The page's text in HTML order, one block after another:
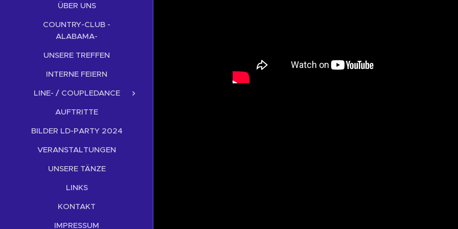
ÜBER UNS
COUNTRY-CLUB -
ALABAMA-
UNSERE TREFFEN
INTERNE FEIERN
LINE- / COUPLEDANCE
AUFTRITTE
BILDER LD-PARTY 2024
VERANSTALTUNGEN
UNSERE TÄNZE
LINKS
KONTAKT
IMPRESSUM